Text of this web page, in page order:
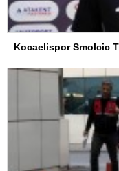
Kocaelispor Smolcic